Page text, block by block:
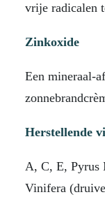
vrije radicalen
Zinkoxide
Een mineraal-
Herstellende
A, C, E, Pyrus
Vinifera